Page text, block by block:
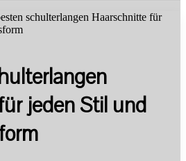
schulterlangen Haarschnitte für
jeden Stil und